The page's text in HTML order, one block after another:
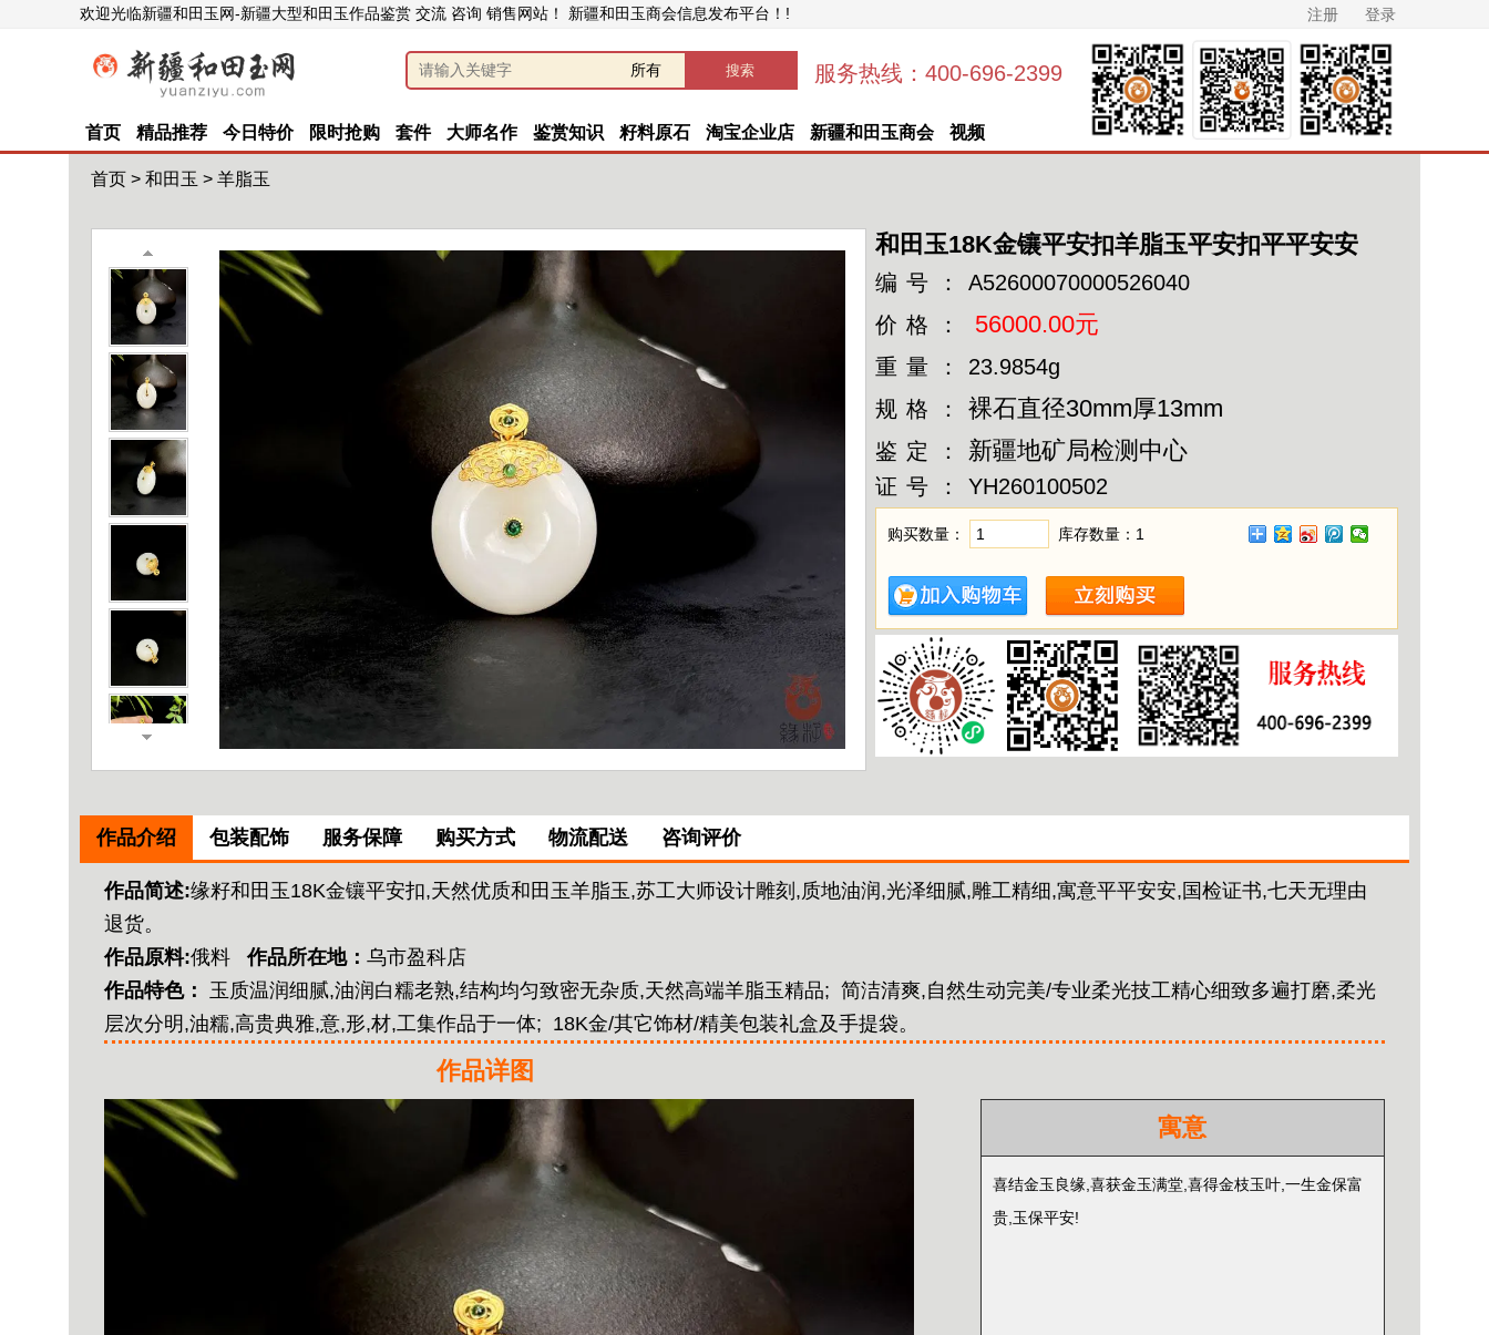
欢迎光临新疆和田玉网-新疆大型和田玉作品鉴赏 交流 咨询 销售网站！ 新疆和田玉商会信息发布平台！! 注册 登录
服务热线：400-696-2399
首页 精品推荐 今日特价 限时抢购 套件 大师名作 鉴赏知识 籽料原石 淘宝企业店 新疆和田玉商会 视频
首页 > 和田玉 > 羊脂玉
和田玉18K金镶平安扣羊脂玉平安扣平平安安
编号：A52600070000526040
价格：
56000.00元
重量： 23.9854g
规格：裸石直径30mm厚13mm
鉴定： 新疆地矿局检测中心
证号：YH260100502
购买数量： 库存数量： 1
作品介绍 包装配饰 服务保障 购买方式 物流配送 咨询评价
作品简述:缘籽和田玉18K金镶平安扣,天然优质和田玉羊脂玉,苏工大师设计雕刻,质地油润,光泽细腻,雕工精细,寓意平平安安,国检证书,七天无理由
退货。
作品原料:俄料 作品所在地： 乌市盈科店
作品特色：
玉质温润细腻,油润白糯老熟,结构均匀致密无杂质,天然高端羊脂玉精品; 简洁清爽,自然生动完美/专业柔光技工精心细致多遍打磨,柔光
层次分明,油糯,高贵典雅,意,形,材,工集作品于一体; 18K金/其它饰材/精美包装礼盒及手提袋。
作品详图
寓意
喜结金玉良缘,喜获金玉满堂,喜得金枝玉叶,一生金保富
贵,玉保平安!